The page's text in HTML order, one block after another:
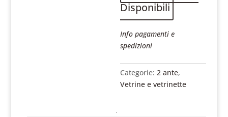
Disponibili
Info pagamenti e
spedizioni
Categorie:2 ante,
Vetrine e vetrinette